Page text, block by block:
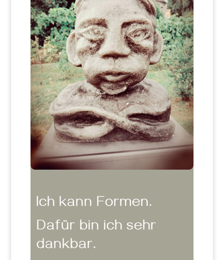
Ich kann Formen.
Dafür bin ich sehr
dankbar.